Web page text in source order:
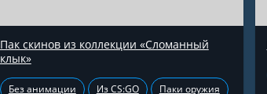
Пак скинов из коллекции «Сломанный
клык»
Без анимации Из CS:GO Паки оружия